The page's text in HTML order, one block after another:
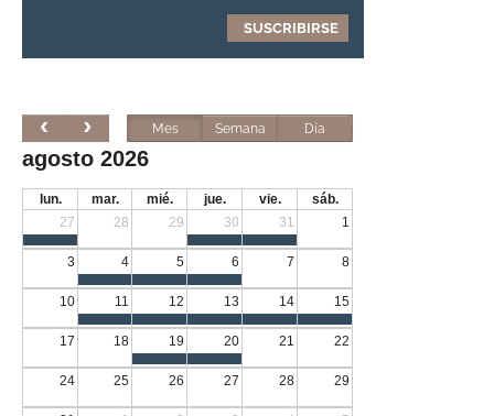
Mes Semana Día
agosto 2026
lun. mar. mié. jue. vie.
sáb.
27
28 29 30 31 1
3 4 5 6 7 8
10 11 12 13 14 15
17 18 19 20 21 22
24 25 26 27 28 29